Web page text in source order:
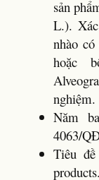
sản
L.).
nhào
hoặc
nghiệm.
Năm
4063/
Tiêu